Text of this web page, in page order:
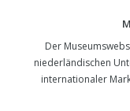
Der
niederländischen
internationaler